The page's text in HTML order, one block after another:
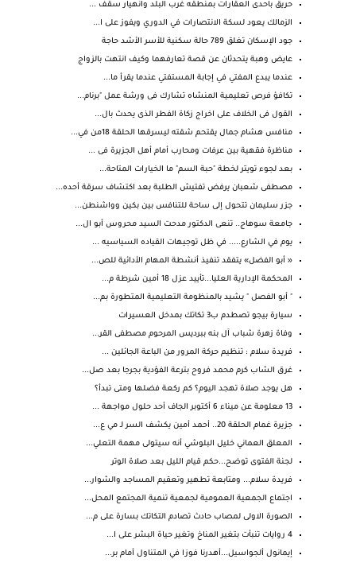
حريق باحدى العقارات بمنطقه غرب البلد وانهيار سقف ...
الزمالك يعود لسكة الانتصارات في الدوري ويفوز على ا...
جود الإسكان تغلق 789 حالة سكنية للأسر الأشد حاجة
عايض وهبة يتحدثان عن قصة تعارفهما وكيف انتهت بالزواج
عندما يبدع المفتي في إجابة المستفتي عندما يقرأ ما...
تكافؤ فرص تعليمية المنشاه تشارك فى ورشة عمل "برنام...
القول فى الخلاف على اخراج زكاة الفطر الذى يحدث بال...
منافس هشام جمال يقتحم شقته ليسرقها الحلقة 18من في...
مناظرة فقهية بين عرفات ومحارب أمام أهل الجزيرة فى ...
بعد لجوء تويتر لخطة "حبة السم" ما الخيارات المتاحة...
مصطفى شعبان يرفض تفتيش الطلبة بعد اكتشاف سرقة أحده...
جزر سليمان تتحول إلى ساحة للتنافس بين بكين وواشنطن...
جامعة سوهاج.. تنعى الدكتور مدحت السيد محروس أبو ال...
يوم في الشارع..... في ظل توجيهات القياده السياسيه ...
« أبو الفضل» يتفقد تنفيذ أنشطة المهام الأدائية للص...
المحكمة الإدارية العليا...تأييد عزل 18 أمين شرطة م...
" أبو الفصل " يشيد بالمنظومة التعليمية المتطورة بم...
سيارة بيجو تصطدم ب3 تكاتك بمدخل العسيرات
وفاة زهرة شباب آل بنه ببرديس المرحوم مصطفى القر...
فريدة سلام : تنظيم حركة المرور من الباعة الجائلين ...
غرق الشاب كرم محمد فروح بترعة الفؤدية بجرجا بعد صل...
هل يوجد صلاة تهجد اليوم؟ كم ركعة فضلها ومتى تبدأ؟
13 معلومة عن ميناء 6 أكتوبر الجاف أحد حلول مواجهة ...
جزيرة غمام الحلقة 20.. أحمد أمين يكشف السر لـ مي ع...
المعلق العماني خليل البلوشي أنه سيتولى مهمة التعلي...
لجنة الفتوى توضح...حكم قيام الليل بعد صلاة الوتر
فريدة سلام... ومتابعة تطهير وتعقيم المساجد والشوار...
اجتماع الجمعية العمومية لجمعية تنمية المجتمع المحل...
الصورة الاولى لمصاب حادث تصادم التكاتك بسارة على م...
4 روايات تنبأت بتغير المناخ وتغير حياة البشر على ا...
إيمانول ألجواسيل...أهدرنا فوزا في المتناول أمام بر...